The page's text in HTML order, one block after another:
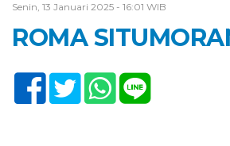
Senin, 13 Januari 2025 - 16:01 WIB
ROMA